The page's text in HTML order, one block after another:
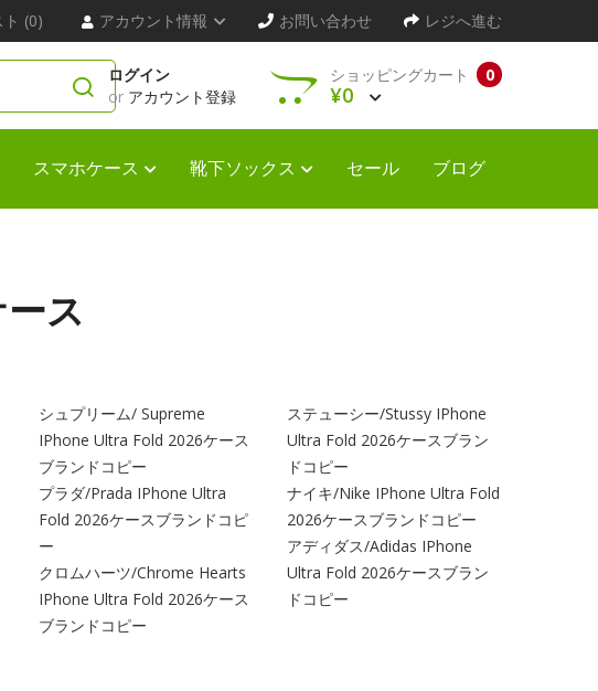
(0) アカウント情報 お問い合わせ レジへ進む
ログイン
or アカウント登録
0
ショッピングカート
¥0
スマホケース 靴下ソックス セール ブログ
ス
シュプリーム/ Supreme
IPhone Ultra Fold 2026ケース
ブランドコピー
プラダ/Prada IPhone Ultra
Fold 2026ケースブランドコピ
ー
クロムハーツ/Chrome Hearts
IPhone Ultra Fold 2026ケース
ブランドコピー
ステューシー/Stussy IPhone
Ultra Fold 2026ケースブラン
ドコピー
ナイキ/Nike IPhone Ultra Fold
2026ケースブランドコピー
アディダス/Adidas IPhone
Ultra Fold 2026ケースブラン
ドコピー